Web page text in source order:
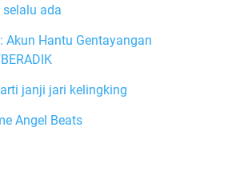
ada
Akun Hantu Gentayangan
janji jari kelingking
Angel Beats